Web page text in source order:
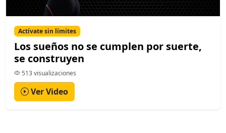
Actívate sin límites
Los sueños no se cumplen por suerte,
se construyen
513 visualizaciones
Ver Video